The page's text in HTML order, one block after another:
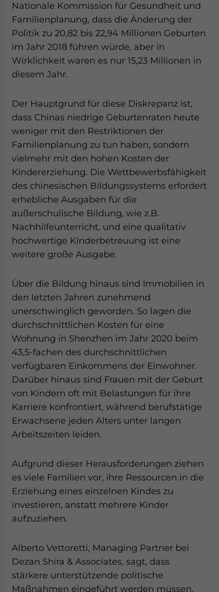
Nationale Kommission für Gesundheit und
Familienplanung, dass die Änderung der
Politik zu 20,82 bis 22,94 Millionen Geburten
im Jahr 2018 führen würde, aber in
Wirklichkeit waren es nur 15,23 Millionen in
diesem Jahr.
Der Hauptgrund für diese Diskrepanz ist,
dass Chinas niedrige Geburtenraten heute
weniger mit den Restriktionen der
Familienplanung zu tun haben, sondern
vielmehr mit den hohen Kosten der
Kindererziehung. Die Wettbewerbsfähigkeit
des chinesischen Bildungssystems erfordert
erhebliche Ausgaben für die
außerschulische Bildung, wie z.B.
Nachhilfeunterricht, und eine qualitativ
hochwertige Kinderbetreuung ist eine
weitere große Ausgabe.
Über die Bildung hinaus sind Immobilien in
den letzten Jahren zunehmend
unerschwinglich geworden. So lagen die
durchschnittlichen Kosten für eine
Wohnung in Shenzhen im Jahr 2020 beim
43,5-fachen des durchschnittlichen
verfügbaren Einkommens der Einwohner.
Darüber hinaus sind Frauen mit der Geburt
von Kindern oft mit Belastungen für ihre
Karriere konfrontiert, während berufstätige
Erwachsene jeden Alters unter langen
Arbeitszeiten leiden.
Aufgrund dieser Herausforderungen ziehen
es viele Familien vor, ihre Ressourcen in die
Erziehung eines einzelnen Kindes zu
investieren, anstatt mehrere Kinder
aufzuziehen.
Alberto Vettoretti, Managing Partner bei
Dezan Shira & Associates, sagt, dass
stärkere unterstützende politische
Maßnahmen eingeführt werden müssen,